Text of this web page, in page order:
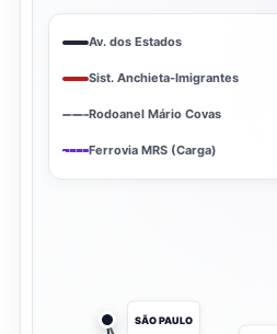
Av. dos Estados
Sist. Anchieta-Imigrantes
Rodoanel Mário Covas
Ferrovia MRS (Carga)
SÃO PAULO